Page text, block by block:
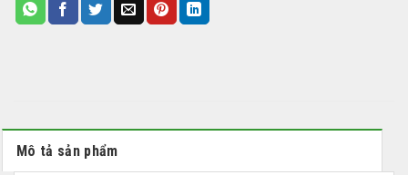
Mô tả sản phẩm